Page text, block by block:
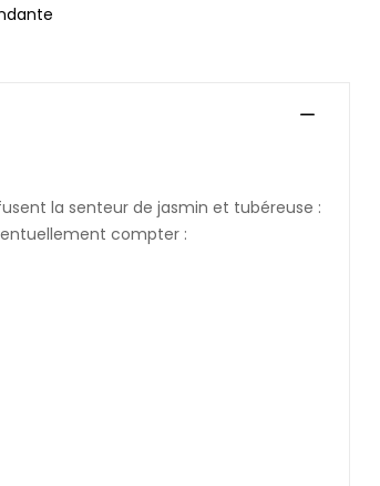
la senteur de jasmin et tubéreuse :
compter :